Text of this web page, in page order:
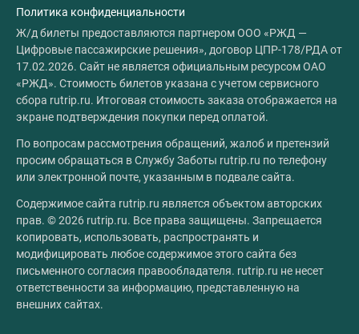
Политика конфиденциальности
Ж/д билеты предоставляются партнером ООО «РЖД —
Цифровые пассажирские решения», договор ЦПР-178/РДА от
17.02.2026. Сайт не является официальным ресурсом ОАО
«РЖД». Стоимость билетов указана с учетом сервисного
сбора rutrip.ru. Итоговая стоимость заказа отображается на
экране подтверждения покупки перед оплатой.
По вопросам рассмотрения обращений, жалоб и претензий
просим обращаться в Службу Заботы rutrip.ru по телефону
или электронной почте, указанным в подвале сайта.
Содержимое сайта rutrip.ru является объектом авторских
прав. © 2026 rutrip.ru. Все права защищены. Запрещается
копировать, использовать, распространять и
модифицировать любое содержимое этого сайта без
письменного согласия правообладателя. rutrip.ru не несет
ответственности за информацию, представленную на
внешних сайтах.